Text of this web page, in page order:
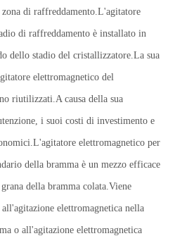
di raffreddamento.L'agitatore
di raffreddamento è installato in
dello stadio del cristallizzatore.La sua
elettromagnetico del
riutilizzati.A causa della sua
i suoi costi di investimento e
elettromagnetico per
della bramma è un mezzo efficace
della bramma colata.Viene
elettromagnetica nella
o all'agitazione elettromagnetica